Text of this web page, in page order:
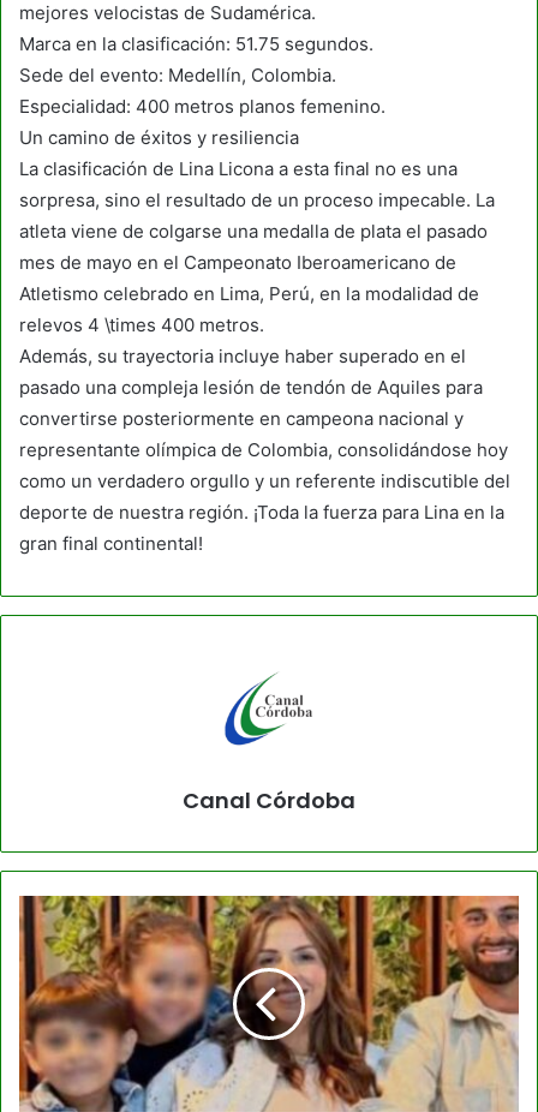
mejores velocistas de Sudamérica.
Marca en la clasificación: 51.75 segundos.
Sede del evento: Medellín, Colombia.
Especialidad: 400 metros planos femenino.
Un camino de éxitos y resiliencia
La clasificación de Lina Licona a esta final no es una
sorpresa, sino el resultado de un proceso impecable. La
atleta viene de colgarse una medalla de plata el pasado
mes de mayo en el Campeonato Iberoamericano de
Atletismo celebrado en Lima, Perú, en la modalidad de
relevos 4 \times 400 metros.
Además, su trayectoria incluye haber superado en el
pasado una compleja lesión de tendón de Aquiles para
convertirse posteriormente en campeona nacional y
representante olímpica de Colombia, consolidándose hoy
como un verdadero orgullo y un referente indiscutible del
deporte de nuestra región. ¡Toda la fuerza para Lina en la
gran final continental!
Canal Córdoba